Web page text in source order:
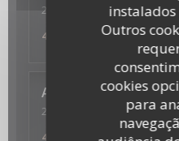
Outros
cookies
para
2022-08-07
- 21:15 - guests 4
/5 ambience /5
4
Anne-MarieB
2022-08-05
- 12:45 - guests 2
ambience: 4/5
4